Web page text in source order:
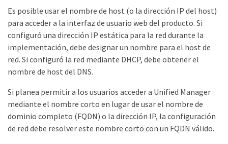
Es posible usar el nombre de host (o la dirección IP del host)
para acceder a la interfaz de usuario web del producto. Si
configuró una dirección IP estática para la red durante la
implementación, debe designar un nombre para el host de
red. Si configuró la red mediante DHCP, debe obtener el
nombre de host del DNS.
Si planea permitir a los usuarios acceder a Unified Manager
mediante el nombre corto en lugar de usar el nombre de
dominio completo (FQDN) o la dirección IP, la configuración
de red debe resolver este nombre corto con un FQDN válido.